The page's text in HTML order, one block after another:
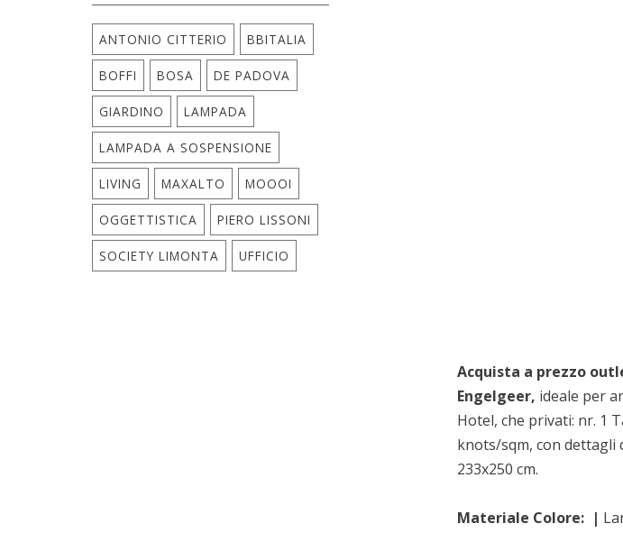
Acquista a prezzo
Engelgeer, ideale per
Hotel, che privati: nr. 1
knots/sqm, con dettagli
233x250 cm.
Materiale Colore: |
ANTONIO CITTERIO BBITALIA
BOFFI BOSA DE PADOVA
GIARDINO LAMPADA
LAMPADA A SOSPENSIONE
LIVING MAXALTO MOOOI
OGGETTISTICA PIERO LISSONI
SOCIETY LIMONTA UFFICIO